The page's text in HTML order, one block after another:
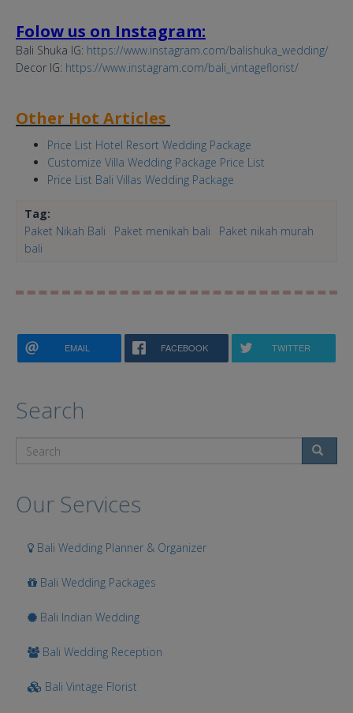
Folow us on Instagram:
Bali Shuka IG: https://www.instagram.com/balishuka_wedding/
Decor IG: https://www.instagram.com/bali_vintageflorist/
Other Hot Articles
Price List Hotel Resort Wedding Package
Customize Villa Wedding Package Price List
Price List Bali Villas Wedding Package
Tag:
Paket Nikah Bali
Paket menikah bali
Paket nikah murah
bali
EMAIL FACEBOOK TWITTER
Search
Our Services
Bali Wedding Planner & Organizer
Bali Wedding Packages
Bali Indian Wedding
Bali Wedding Reception
Bali Vintage Florist